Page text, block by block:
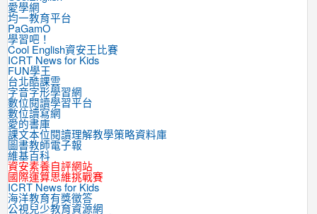
愛學網
均一教育平台
PaGamO
學習吧！
Cool English資安王比賽
ICRT News for Kids
FUN學王
台北酷課雲
字音字形學習網
數位閱讀學習平台
數位讀寫網
愛的書庫
課文本位閱讀理解教學策略資料庫
圖書教師電子報
維基百科
資安素養自評網站
國際運算思維挑戰賽
ICRT News for Kids
海洋教育有獎徵答
公視兒少教育資源網